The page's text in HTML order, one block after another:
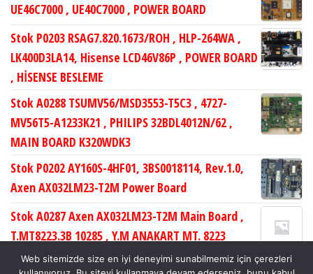
UE46C7000 , UE40C7000 , POWER BOARD
Stok P0203 RSAG7.820.1673/ROH , HLP-264WA ,
LK400D3LA14, Hisense LCD46V86P , POWER BOARD
, HİSENSE BESLEME
Stok A0288 TSUMV56/MSD3553-T5C3 , 4727-
MV56T5-A1233K21 , PHILIPS 32BDL4012N/62 ,
MAIN BOARD K320WDK3
Stok P0202 AY160S-4HF01, 3BS0018114, Rev.1.0,
Axen AX032LM23-T2M Power Board
Stok A0287 Axen AX032LM23-T2M Main Board ,
T.MT8223.3B 10285 , Y.M ANAKART MT. 8223
TUNERSİZ MNL , LC320WXN-SCB1
Web sitemizde size en iyi deneyimi sunabilmemiz için çerezleri